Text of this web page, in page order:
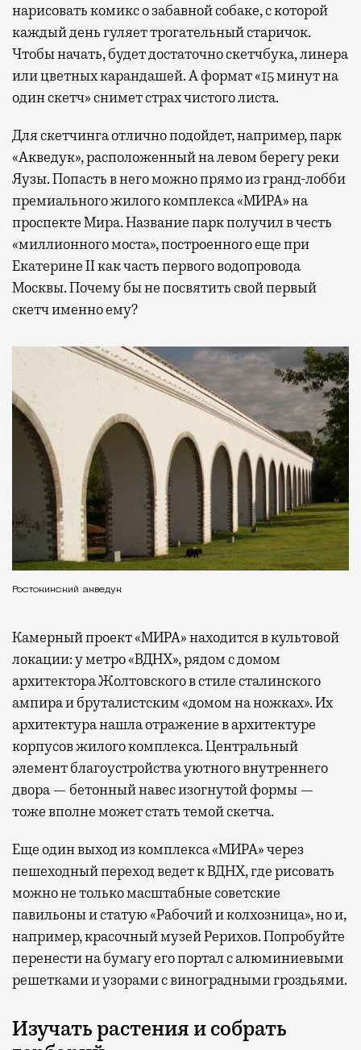
нарисовать комикс о забавной собаке, с которой
каждый день гуляет трогательный старичок.
Чтобы начать, будет достаточно скетчбука, линера
или цветных карандашей. А формат «15 минут на
один скетч» снимет страх чистого листа.
Для скетчинга отлично подойдет, например, парк
«Акведук», расположенный на левом берегу реки
Яузы. Попасть в него можно прямо из гранд-лобби
премиального жилого комплекса «МИРА» на
проспекте Мира. Название парк получил в честь
«миллионного моста», построенного еще при
Екатерине II как часть первого водопровода
Москвы. Почему бы не посвятить свой первый
скетч именно ему?
Ростокинский акведук
Камерный проект «МИРА» находится в культовой
локации: у метро «ВДНХ», рядом с домом
архитектора Жолтовского в стиле сталинского
ампира и бруталистским «домом на ножках». Их
архитектура нашла отражение в архитектуре
корпусов жилого комплекса. Центральный
элемент благоустройства уютного внутреннего
двора — бетонный навес изогнутой формы —
тоже вполне может стать темой скетча.
Еще один выход из комплекса «МИРА» через
пешеходный переход ведет к ВДНХ, где рисовать
можно не только масштабные советские
павильоны и статую «Рабочий и колхозница», но и,
например, красочный музей Рерихов. Попробуйте
перенести на бумагу его портал с алюминиевыми
решетками и узорами с виноградными гроздьями.
Изучать растения и собрать